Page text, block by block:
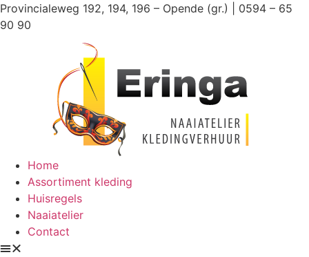
Ga
naar
Provincialeweg 192, 194, 196 – Opende (gr.) | 0594 – 65
90 90
Home
Assortiment kleding
Huisregels
Naaiatelier
Contact